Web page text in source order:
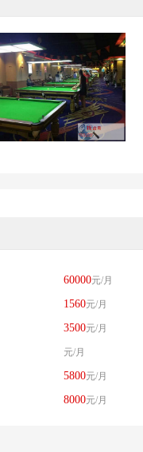
60000元/月
1560元/月
3500元/月
元/月
5800元/月
8000元/月